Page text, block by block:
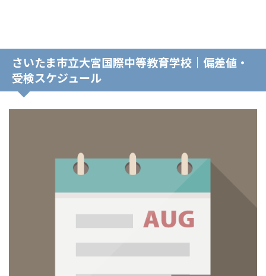
さいたま市立大宮国際中等教育学校｜偏差値・
受検スケジュール